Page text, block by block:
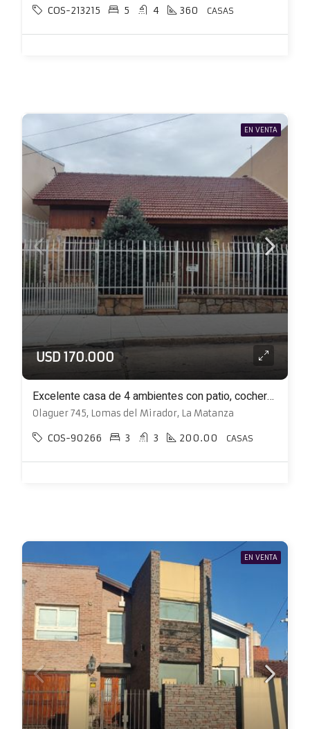
COS-213215 5 4 360 CASAS
EN VENTA
USD 170.000
Excelente casa de 4 ambientes con patio, cochera y quincho con parrilla
Olaguer 745, Lomas del Mirador, La Matanza
COS-90266 3 3 200.00 CASAS
EN VENTA